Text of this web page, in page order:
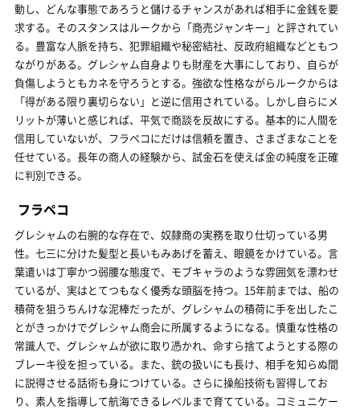
動し、どんな事態であろうと儲けるチャンスがあれば相手に金銭を要
求する。そのスタンスはルークから「商売ジャンキー」と評されてい
る。豊富な人脈を持ち、犯罪組織や秘密結社、反政府組織などともつ
ながりがある。グレシャム自身よりも財産を大事にしており、自らが
負傷しようともカネを守ろうとする。強欲な性格ながらルークからは
「得がある限り裏切らない」と逆に信用されている。しかし自らにメ
リットが薄いと感じれば、平気で商談を反故にする。基本的に人間を
信用していないが、フラペコにだけは信頼を置き、さまざまなことを
任せている。長年の商人の経験から、試金石を使えば金の純度を正確
に判別できる。
フラペコ
グレシャムの右腕的な存在で、奴隷商の実務を取り仕切っている男
性。七三に分けた髪型と長いもみあげを蓄え、眼鏡をかけている。言
葉遣いは丁寧かつ弱腰な態度で、モブキャラのような雰囲気を漂わせ
ているが、実はとてつもなく優秀な頭脳を持つ。15年前までは、船の
積荷を狙うちんけな泥棒だったが、グレシャムの積荷に手を出したこ
とがきっかけでグレシャム商会に所属するようになる。慎重な性格の
常識人で、グレシャムが欲に取り憑かれ、命すら捨てようとする際の
ブレーキ役を担っている。また、銃の扱いにも長け、相手を知らぬ間
に説得させる話術も身につけている。さらに操船技術も習得してお
り、素人を指導して航海できるレベルまで育てている。コミュニケー